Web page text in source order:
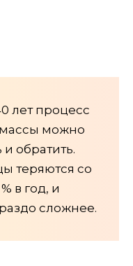
лет процесс
можно
и обратить.
теряются со
в год, и
сложнее.